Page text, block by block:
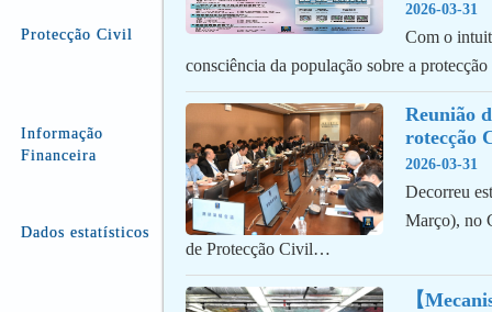
Protecção Civil
Informação
Financeira
Dados estatísticos
2026-03-31
Com o
consciência da população sobre a
Reunião
rotecção
2026-03-31
Decorreu
Março), no
de Protecção Civil…
【